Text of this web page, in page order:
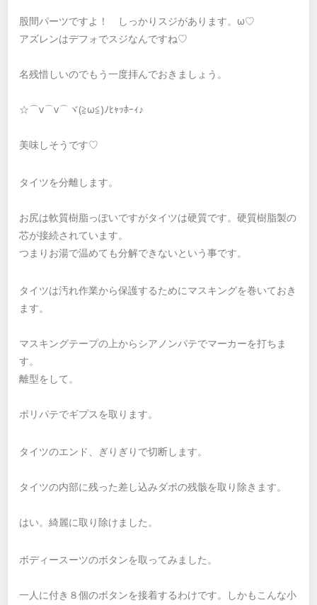
股間パーツですよ！ しっかりスジがあります。ω♡
アズレンはデフォでスジなんですね♡
名残惜しいのでもう一度拝んでおきましょう。
☆⌒v⌒v⌒ヾ(≧ω≦)ﾉﾋｬｯﾎｰｨ♪
美味しそうです♡
タイツを分離します。
お尻は軟質樹脂っぽいですがタイツは硬質です。硬質樹脂製の
芯が接続されています。
つまりお湯で温めても分解できないという事です。
タイツは汚れ作業から保護するためにマスキングを巻いておき
ます。
マスキングテープの上からシアノンパテでマーカーを打ちま
す。
離型をして。
ポリパテでギプスを取ります。
タイツのエンド、ぎりぎりで切断します。
タイツの内部に残った差し込みダボの残骸を取り除きます。
はい。綺麗に取り除けました。
ボディースーツのボタンを取ってみました。
一人に付き８個のボタンを接着するわけです。しかもこんな小